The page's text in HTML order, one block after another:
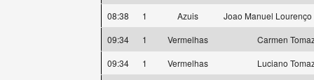
08:38
1 Azuis
Joao Manuel
09:34
1 Vermelhas
Carmen
09:34
1 Vermelhas
Luciano